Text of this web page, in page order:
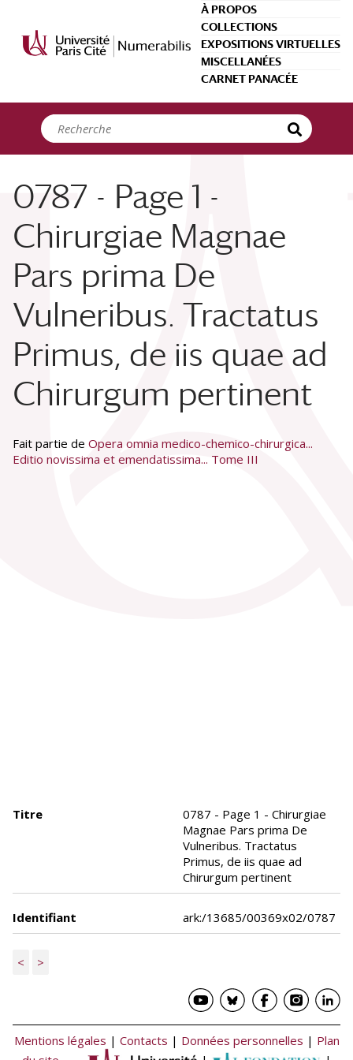
À PROPOS
COLLECTIONS
EXPOSITIONS VIRTUELLES
MISCELLANÉES
CARNET PANACÉE
0787 - Page 1 -
Chirurgiae Magnae
Pars prima De
Vulneribus. Tractatus
Primus, de iis quae ad
Chirurgum pertinent
Fait partie de Opera omnia medico-chemico-chirurgica...
Editio novissima et emendatissima... Tome III
Titre
0787 - Page 1 - Chirurgiae
Magnae Pars prima De
Vulneribus. Tractatus
Primus, de iis quae ad
Chirurgum pertinent
Identifiant ark:/13685/00369x02/0787
< >
Mentions légales | Contacts | Données personnelles | Plan